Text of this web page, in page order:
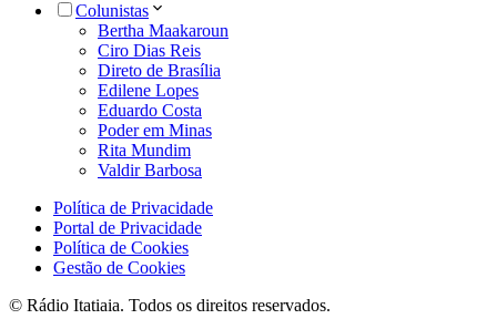
Colunistas
Bertha Maakaroun
Ciro Dias Reis
Direto de Brasília
Edilene Lopes
Eduardo Costa
Poder em Minas
Rita Mundim
Valdir Barbosa
Política de Privacidade
Portal de Privacidade
Política de Cookies
Gestão de Cookies
© Rádio Itatiaia. Todos os direitos reservados.